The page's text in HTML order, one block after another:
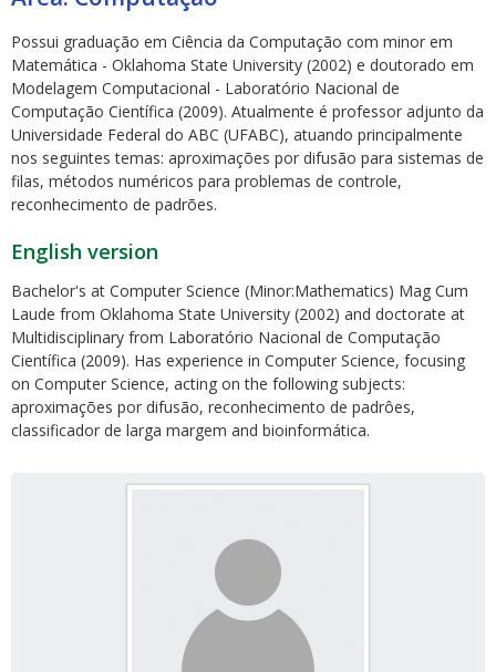
Possui graduação em Ciência da Computação com minor em
Matemática - Oklahoma State University (2002) e doutorado em
Modelagem Computacional - Laboratório Nacional de
Computação Científica (2009). Atualmente é professor adjunto da
Universidade Federal do ABC (UFABC), atuando principalmente
nos seguintes temas: aproximações por difusão para sistemas de
filas, métodos numéricos para problemas de controle,
reconhecimento de padrões.
English version
Bachelor's at Computer Science (Minor:Mathematics) Mag Cum
Laude from Oklahoma State University (2002) and doctorate at
Multidisciplinary from Laboratório Nacional de Computação
Científica (2009). Has experience in Computer Science, focusing
on Computer Science, acting on the following subjects:
aproximações por difusão, reconhecimento de padrôes,
classificador de larga margem and bioinformática.